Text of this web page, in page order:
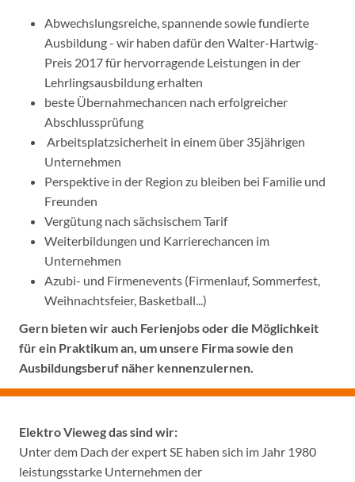
Abwechslungsreiche, spannende sowie fundierte
Ausbildung - wir haben dafür den Walter-Hartwig-
Preis 2017 für hervorragende Leistungen in der
Lehrlingsausbildung erhalten
beste Übernahmechancen nach erfolgreicher
Abschlussprüfung
Arbeitsplatzsicherheit in einem über 35jährigen
Unternehmen
Perspektive in der Region zu bleiben bei Familie und
Freunden
Vergütung nach sächsischem Tarif
Weiterbildungen und Karrierechancen im
Unternehmen
Azubi- und Firmenevents (Firmenlauf, Sommerfest,
Weihnachtsfeier, Basketball...)
Gern bieten wir auch Ferienjobs oder die Möglichkeit
für ein Praktikum an, um unsere Firma sowie den
Ausbildungsberuf näher kennenzulernen.
Elektro Vieweg das sind wir:
Unter dem Dach der expert SE haben sich im Jahr 1980
leistungsstarke Unternehmen der